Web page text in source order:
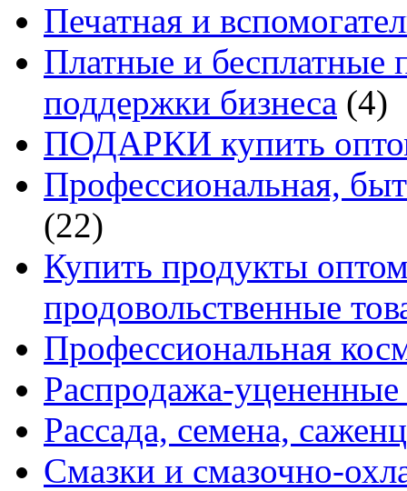
Печатная и
Платные и бесплатные
поддержки бизнеса (4)
ПОДАРКИ купить
Профессиональная,
(22)
Купить продукты
продовольственные
Профессиональная
Распродажа-уцененные
Рассада, семена,
Смазки и смазочно-